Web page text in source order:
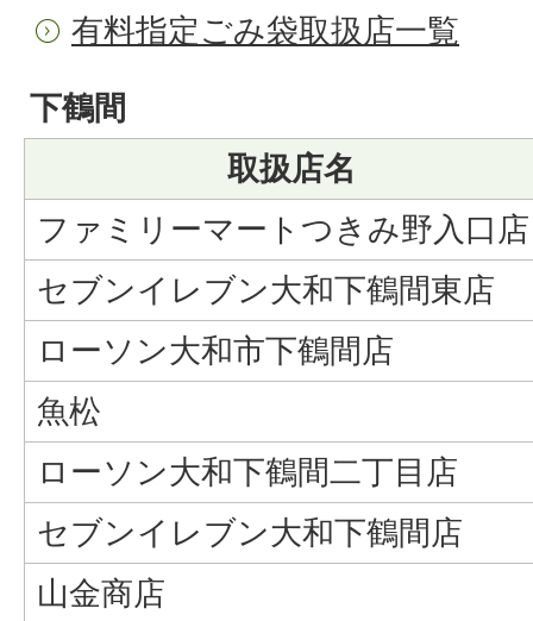
有料指定ごみ袋取扱店一覧
下鶴間
取扱店名
ファミリーマートつきみ野入口店
セブンイレブン大和下鶴間東店
ローソン大和市下鶴間店
魚松
ローソン大和下鶴間二丁目店
セブンイレブン大和下鶴間店
山金商店